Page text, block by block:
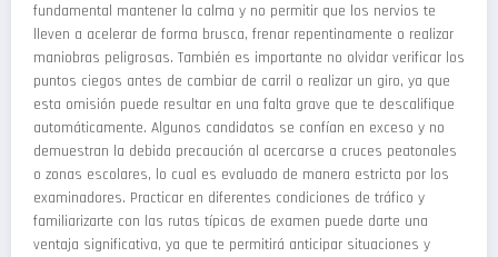
fundamental mantener la calma y no permitir que los nervios te
lleven a acelerar de forma brusca, frenar repentinamente o realizar
maniobras peligrosas. También es importante no olvidar verificar los
puntos ciegos antes de cambiar de carril o realizar un giro, ya que
esta omisión puede resultar en una falta grave que te descalifique
automáticamente. Algunos candidatos se confían en exceso y no
demuestran la debida precaución al acercarse a cruces peatonales
o zonas escolares, lo cual es evaluado de manera estricta por los
examinadores. Practicar en diferentes condiciones de tráfico y
familiarizarte con las rutas típicas de examen puede darte una
ventaja significativa, ya que te permitirá anticipar situaciones y